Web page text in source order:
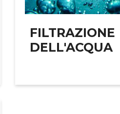
FILTRAZIONE
DELL'ACQUA